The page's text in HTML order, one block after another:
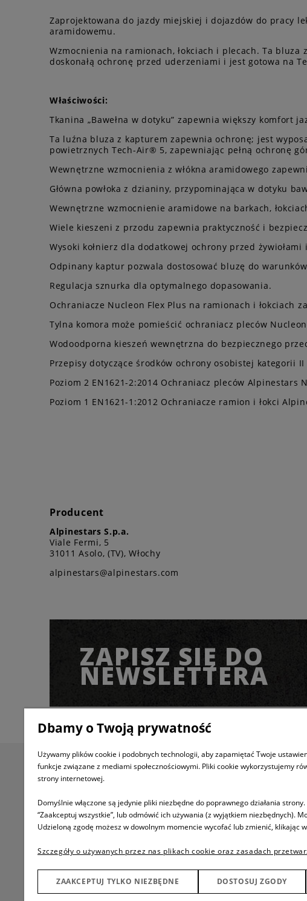
Zaprojektowana do jazdy miejskiej i dojazdów do pracy
aramidowemu.
Wzmocnienia na ramionach, łokciach i plecach. Ta
doskonałą ochronę przed uderzeniami i jest gotowa na
Właściwości:
Tkanina „Bawełna w dotyku” zapewnia większy komfort
Ta luźna bluza z kapturem zapewnia ochronę; jest
powietrznych Tech-Air® 5, zapewniając pełną ochronę
Wewnętrzne wzmocnienia z włókna aramidowego
Główna powłoka z dzianiny, przypominająca w dotyku
Wewnętrzne wzmocnienie aramidowe na barkach,
Wiele kieszeni z przodu zapewnia praktyczność i
Wysoki kołnierz dla dodatkowej ochrony przed
Odpinany kaptur pozwala dostosować bluzę do
Regulacja sznurka dla optymalnego dopasowania.
Ochraniacze Nucleon Flex Plus na ramionach i łokciach
Tylna komora może pomieścić ochraniacz pleców
Wodoodporna kieszeń wewnętrzna do bezpiecznego
Przepisy dotyczące środków ochrony osobistej kategorii II
Poziom 2 EN1621-2:2014 Ochraniacz pleców Alpinestars
Poziom 1 EN1621-1:2012 Ochraniacze ramion i łokci
Producent
Alpinestars S.p.a.
Viale Fermi, 5
31011 Asolo, (TV), Włochy
alpinestars@alpinestars.com
ZAPISZ SIĘ DO
NEWSLETTERA
Informacje
Informacje o firmie
Regulamin
Ustawienia konta
Przechowalnia
Jak kupować
FAQ
Bezpieczeństwo
Rozmiary
Dbamy o Twoją prywatność
Używamy plików cookie i podobnych technologii, aby zapamiętać Twoje
funkcje związane z mediami społecznościowymi. Pliki cookie wykorzystujemy
strony internetowej.
Domyślnie włączone są jedynie pliki niezbędne do poprawnego działania
“Zaakceptuj wszystkie”, lub odmówić ich używania (z wyjątkiem niezbędnych).
Udzieloną zgodę możesz w dowolnym momencie wycofać lub zmienić, klikając
Szczegóły o używanych przez nas plikach cookie oraz zasadach
ZAAKCEPTUJ TYLKO NIEZBĘDNE DOSTOSUJ ZGODY